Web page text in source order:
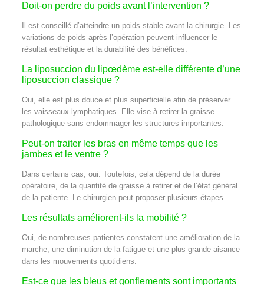
Doit-on perdre du poids avant l’intervention ?
Il est conseillé d’atteindre un poids stable avant la chirurgie. Les
variations de poids après l’opération peuvent influencer le
résultat esthétique et la durabilité des bénéfices.
La liposuccion du lipœdème est-elle différente d’une
liposuccion classique ?
Oui, elle est plus douce et plus superficielle afin de préserver
les vaisseaux lymphatiques. Elle vise à retirer la graisse
pathologique sans endommager les structures importantes.
Peut-on traiter les bras en même temps que les
jambes et le ventre ?
Dans certains cas, oui. Toutefois, cela dépend de la durée
opératoire, de la quantité de graisse à retirer et de l’état général
de la patiente. Le chirurgien peut proposer plusieurs étapes.
Les résultats améliorent-ils la mobilité ?
Oui, de nombreuses patientes constatent une amélioration de la
marche, une diminution de la fatigue et une plus grande aisance
dans les mouvements quotidiens.
Est-ce que les bleus et gonflements sont importants